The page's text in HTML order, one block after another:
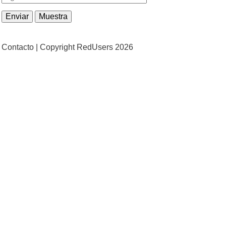
Contacto | Copyright RedUsers 2026